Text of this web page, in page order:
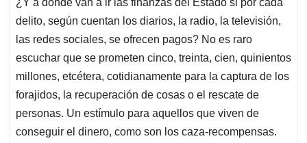
¿Y a dónde van a ir las finanzas del Estado si por cada
delito, según cuentan los diarios, la radio, la televisión,
las redes sociales, se ofrecen pagos? No es raro
escuchar que se prometen cinco, treinta, cien, quinientos
millones, etcétera, cotidianamente para la captura de los
forajidos, la recuperación de cosas o el rescate de
personas. Un estímulo para aquellos que viven de
conseguir el dinero, como son los caza-recompensas.